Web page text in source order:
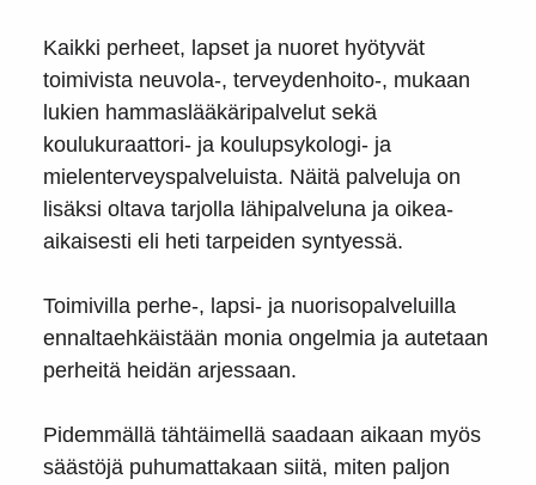
Kaikki perheet, lapset ja nuoret hyötyvät
toimivista neuvola-, terveydenhoito-, mukaan
lukien hammaslääkäripalvelut sekä
koulukuraattori- ja koulupsykologi- ja
mielenterveyspalveluista. Näitä palveluja on
lisäksi oltava tarjolla lähipalveluna ja oikea-
aikaisesti eli heti tarpeiden syntyessä.
Toimivilla perhe-, lapsi- ja nuorisopalveluilla
ennaltaehkäistään monia ongelmia ja autetaan
perheitä heidän arjessaan.
Pidemmällä tähtäimellä saadaan aikaan myös
säästöjä puhumattakaan siitä, miten paljon